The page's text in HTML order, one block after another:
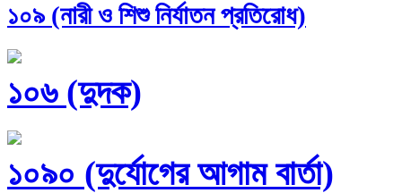
১০৯ (নারী ও শিশু নির্যাতন প্রতিরোধ)
১০৬ (দুদক)
১০৯০ (দুর্যোগের আগাম বার্তা)